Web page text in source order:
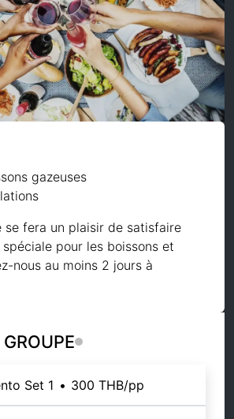
gazeuses
se fera un plaisir de satisfaire
pour les boissons et
nous au moins 2 jours à
Set 1 • 300 THB/pp